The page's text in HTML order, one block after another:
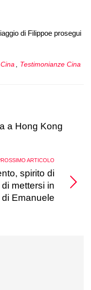
di Filippoe prosegui
Testimonianze Cina
a Hong Kong
ARTICOLO
spirito di
mettersi in
Emanuele